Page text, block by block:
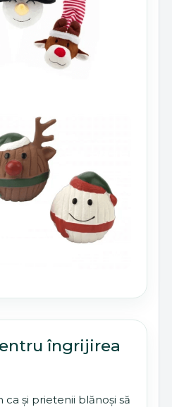
îngrijirea
și prietenii blănoși să